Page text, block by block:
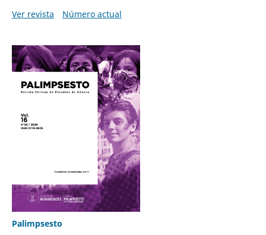
Ver revista
Número actual
Palimpsesto